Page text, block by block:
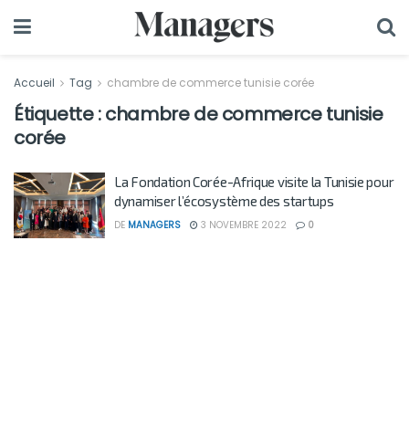
Accueil Tag chambre de commerce tunisie corée
Étiquette :chambre de commerce tunisie
corée
La Fondation Corée-Afrique visite la Tunisie pour
dynamiser l’écosystème des startups
DE MANAGERS 3 NOVEMBRE 2022 0